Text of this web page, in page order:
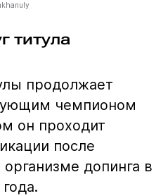
титула
продолжает
чемпионом
он проходит
после
допинга в